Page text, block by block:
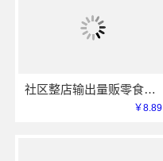
社区整店输出量贩零食适配全场景，河南零百味供应链有限公司专业加盟服务
￥8.89